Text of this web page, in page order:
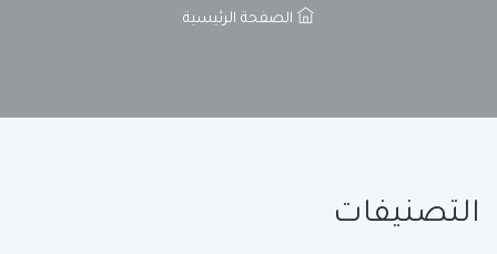
الصفحة الرئيسية
التصنيفات